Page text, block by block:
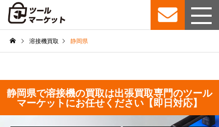
溶接機買取 静岡県
静岡県で溶接機の買取は出張買取専門のツール
マーケットにお任せください【即日対応】